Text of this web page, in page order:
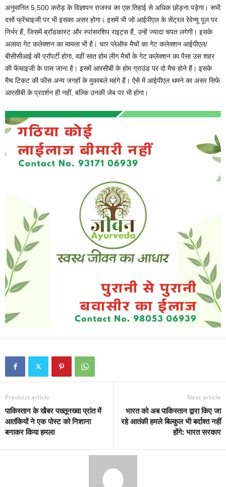
अनुमानित 5,500 करोड़ के विज्ञापन राजस्व का एक तिहाई से अधिक छोड़ना पड़ेगा। सभी
दसों फ्रेंचाइजी पर भी इसका असर होगा। इसमें भी जो आईपीएल के सेंट्रल रेवेन्यू पूल पर
निर्भर हैं, जिसमें ब्रॉडकास्ट और स्पांसरशिप राइट्स हैं, उन्हें ज्यादा चपत लगेगी। इसके
अलावा गेट कलेक्शन का मामला भी है। चार प्लेऑफ मैचों का गेट कलेक्शन आईपीएल/
बीसीसीआई की प्रॉपर्टी होगा, वहीं सात होम लीग मैचों के गेट कलेक्शन का पैसा उस शहर
की फेंचाइजी के पास जाना है। इसमें आरसीबी के होम ग्राउंड पर दो मैच होने हैं। इसके
मैच टिकट की फीस अन्य जगहों के मुकाबले महंगे हैं। ऐसे में आईपीएल थमने का असर सिर्फ
आरसीबी के प्रदर्शन ही नहीं, बल्कि उनकी जेब पर भी होगा।
Previous article
पाकिस्तान के खैबर पख्तूनख्वा प्रांत में
आतंकियों ने एक पोस्ट को निशाना
बनाकर किया हमला
Next article
भारत को अब पाकिस्तान द्वारा किए जा
रहे आतंकी हमले बिल्कुल भी बर्दाश्त नहीं
होंगे: भारत सरकार